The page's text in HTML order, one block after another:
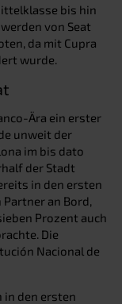
bis hin
von Seat
da mit Cupra
wurde.
Ära ein erster
unweit der
im bis dato
der Stadt
in den ersten
an Bord,
Prozent auch
Die
Nacional de
in den ersten